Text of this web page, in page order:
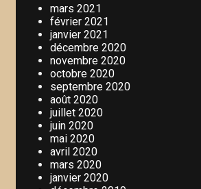
mars 2021
février 2021
janvier 2021
décembre 2020
novembre 2020
octobre 2020
septembre 2020
août 2020
juillet 2020
juin 2020
mai 2020
avril 2020
mars 2020
janvier 2020